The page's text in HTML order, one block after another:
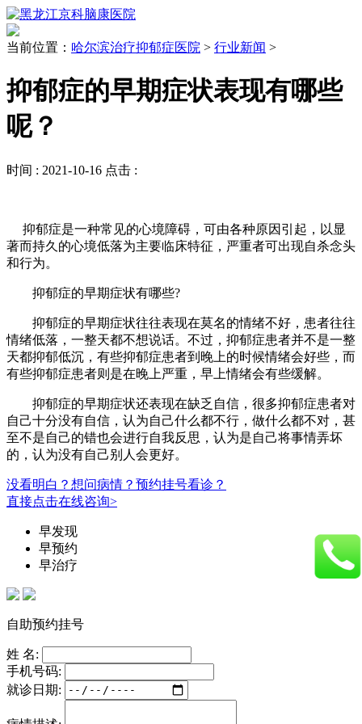
当前位置： 哈尔滨治疗抑郁症医院 > 行业新闻 >
抑郁症的早期症状表现有哪些
呢？
时间 : 2021-10-16 点击 :
抑郁症是一种常见的心境障碍，可由各种原因引起，以显
著而持久的心境低落为主要临床特征，严重者可出现自杀念头
和行为。
抑郁症的早期症状有哪些?
抑郁症的早期症状往往表现在莫名的情绪不好，患者往往
情绪低落，一整天都不想说话。不过，抑郁症患者并不是一整
天都抑郁低沉，有些抑郁症患者到晚上的时候情绪会好些，而
有些抑郁症患者则是在晚上严重，早上情绪会有些缓解。
抑郁症的早期症状还表现在缺乏自信，很多抑郁症患者对
自己十分没有自信，认为自己什么都不行，做什么都不对，甚
至不是自己的错也会进行自我反思，认为是自己将事情弄坏
的，认为没有自己别人会更好。
没看明白？想问病情？预约挂号看诊？
直接点击在线咨询>
早发现
早预约
早治疗
自助预约挂号
姓 名:
手机号码:
就诊日期: